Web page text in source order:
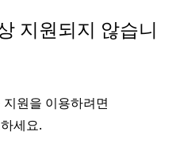
지원되지 않습니
원을 이용하려면
세요.